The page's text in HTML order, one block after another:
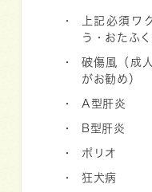
上記必須ワ
う・おたふく
破傷風（成
がお勧め）
A型肝炎
B型肝炎
ポリオ
狂犬病